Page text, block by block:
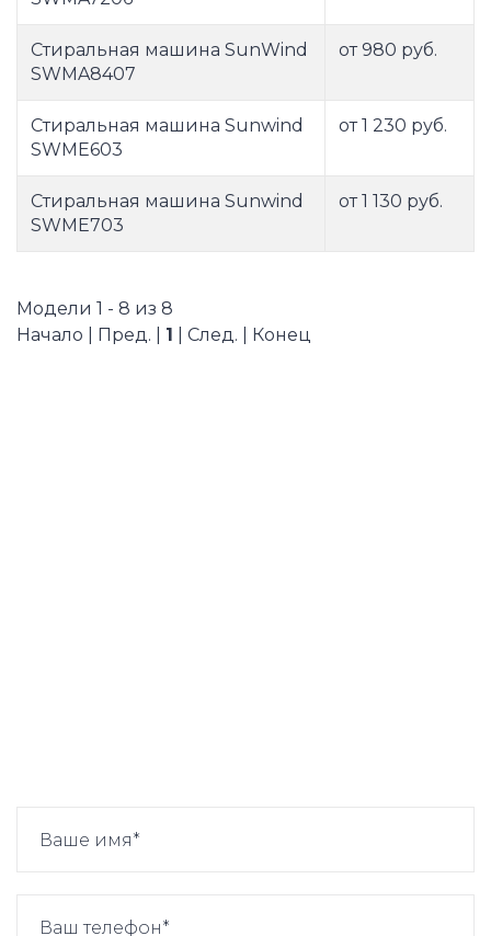
Стиральная машина SunWind
SWMA8407
от 980 руб.
Стиральная машина Sunwind
SWME603
от 1 230 руб.
Стиральная машина Sunwind
SWME703
от 1 130 руб.
Модели 1 - 8 из 8
Начало | Пред. | 1 | След. | Конец